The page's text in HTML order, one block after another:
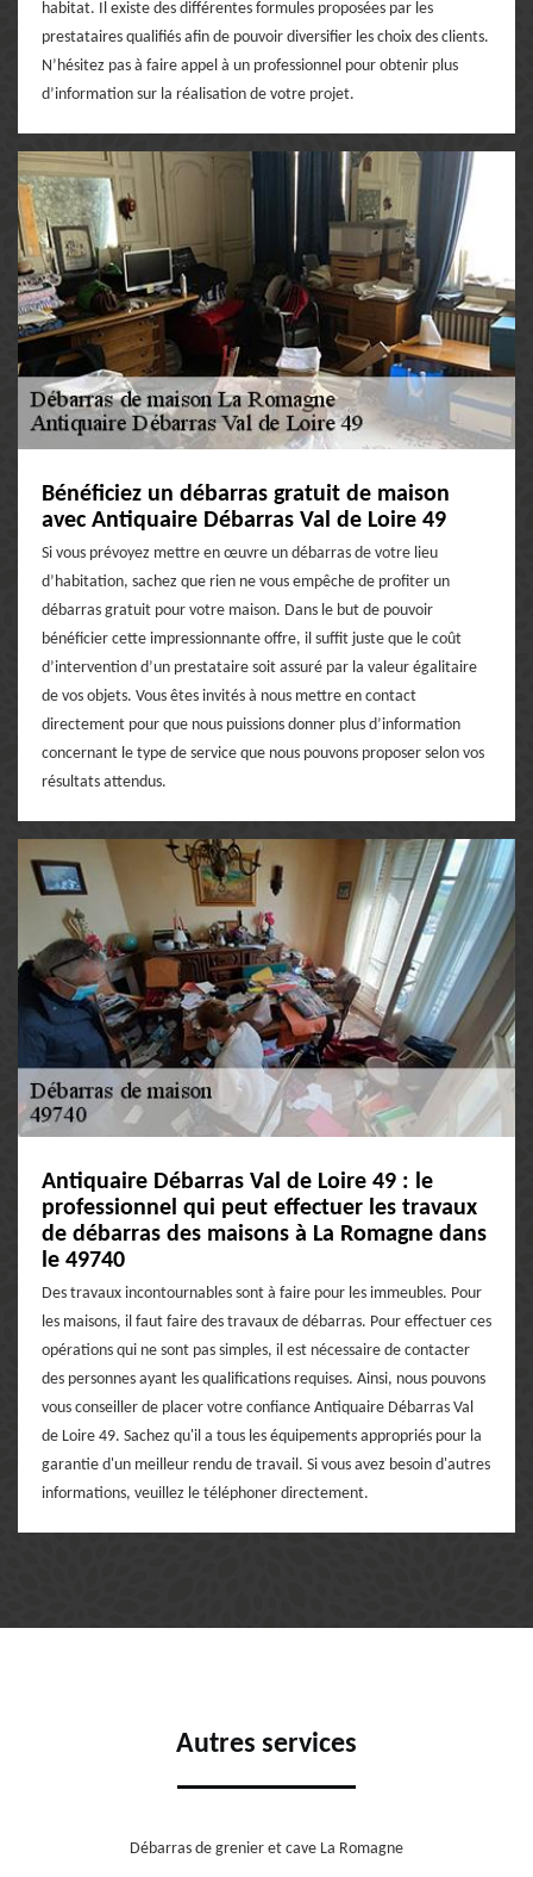
habitat. Il existe des différentes formules proposées par les
prestataires qualifiés afin de pouvoir diversifier les choix des clients.
N’hésitez pas à faire appel à un professionnel pour obtenir plus
d’information sur la réalisation de votre projet.
Bénéficiez un débarras gratuit de maison
avec Antiquaire Débarras Val de Loire 49
Si vous prévoyez mettre en œuvre un débarras de votre lieu
d’habitation, sachez que rien ne vous empêche de profiter un
débarras gratuit pour votre maison. Dans le but de pouvoir
bénéficier cette impressionnante offre, il suffit juste que le coût
d’intervention d’un prestataire soit assuré par la valeur égalitaire
de vos objets. Vous êtes invités à nous mettre en contact
directement pour que nous puissions donner plus d’information
concernant le type de service que nous pouvons proposer selon vos
résultats attendus.
Antiquaire Débarras Val de Loire 49 : le
professionnel qui peut effectuer les travaux
de débarras des maisons à La Romagne dans
le 49740
Des travaux incontournables sont à faire pour les immeubles. Pour
les maisons, il faut faire des travaux de débarras. Pour effectuer ces
opérations qui ne sont pas simples, il est nécessaire de contacter
des personnes ayant les qualifications requises. Ainsi, nous pouvons
vous conseiller de placer votre confiance Antiquaire Débarras Val
de Loire 49. Sachez qu'il a tous les équipements appropriés pour la
garantie d'un meilleur rendu de travail. Si vous avez besoin d'autres
informations, veuillez le téléphoner directement.
Autres services
Débarras de grenier et cave La Romagne